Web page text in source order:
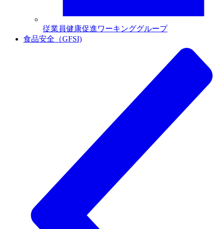
従業員健康促進ワーキンググループ
食品安全（GFSI)